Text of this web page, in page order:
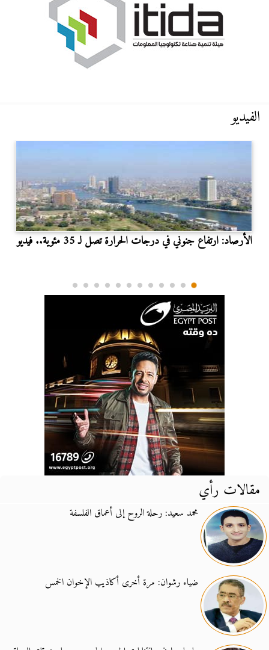
الفيديو
الأرصاد: ارتفاع جنوني في درجات الحرارة تصل لـ 35 مئوية.. فيديو
مقالات رأي
محمد سعيد: رحلة الروح إلى أعماق الفلسفة
ضياء رشوان: مرة أخرى أكاذيب الإخوان الخمس